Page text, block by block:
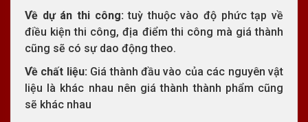
Về dự án thi công: tuỳ thuộc vào độ phức tạp về
điều kiện thi công, địa điểm thi công mà giá thành
cũng sẽ có sự dao động theo.
Về chất liệu: Giá thành đầu vào của các nguyên vật
liệu là khác nhau nên giá thành thành phẩm cũng
sẽ khác nhau